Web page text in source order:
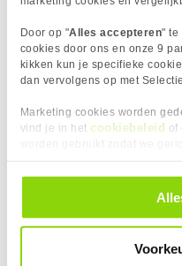
Door op "Alles accepteren" te
cookies door ons en onze 9
kikken kun je specifieke
dan vervolgens op met
Marketing cookies worden
vind je in het cookiebeleid of
alle cookies. Je kunt je
door in de footer van onze
Gesponsord
MSI MAG
5
Uit eigen voorraad leverbaar.
Merk